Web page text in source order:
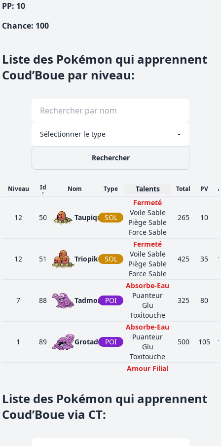
PP: 10
Chance: 100
Liste des Pokémon qui apprennent
Coud’Boue par niveau:
Rechercher
Niveau Id
↑
Nom Type Talents Total PV
12 50 Taupiqueur
SOL
Fermeté
Voile Sable
Piège Sable
Force Sable
265 10
12 51 TriopikeurSOL
Fermeté
Voile Sable
Piège Sable
Force Sable
425 35
7 88 Tadmorv POI
Absorbe-Eau
Puanteur
Glu
Toxitouche
325 80
1 89 Grotadmorv
POI
Absorbe-Eau
Puanteur
Glu
Toxitouche
500 105
Amour Filial
Armurbaston
Liste des Pokémon qui apprennent
Coud’Boue via CT: